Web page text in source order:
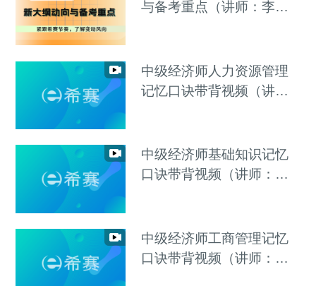
与备考重点（讲师：李碧
中级经济师人力资源管理
记忆口诀带背视频（讲
中级经济师基础知识记忆
口诀带背视频（讲师：李
中级经济师工商管理记忆
口诀带背视频（讲师：李